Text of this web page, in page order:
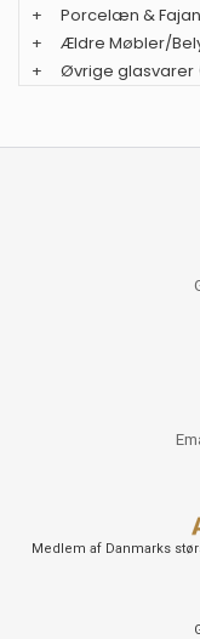
+
Porcelæn &
+
Ældre Møbler/
+
Øvrige glasvarer
Medlem af Danmarks